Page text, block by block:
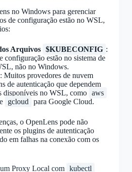
no Windows para gerenciar
de configuração estão no WSL,
Arquivos $KUBECONFIG :
configuração estão no sistema de
não no Windows.
: Muitos provedores de nuvem
de autenticação que dependem
disponíveis no WSL, como aws
gcloud para Google Cloud.
o OpenLens pode não
os plugins de autenticação
em falhas na conexão com os
Proxy Local com kubectl